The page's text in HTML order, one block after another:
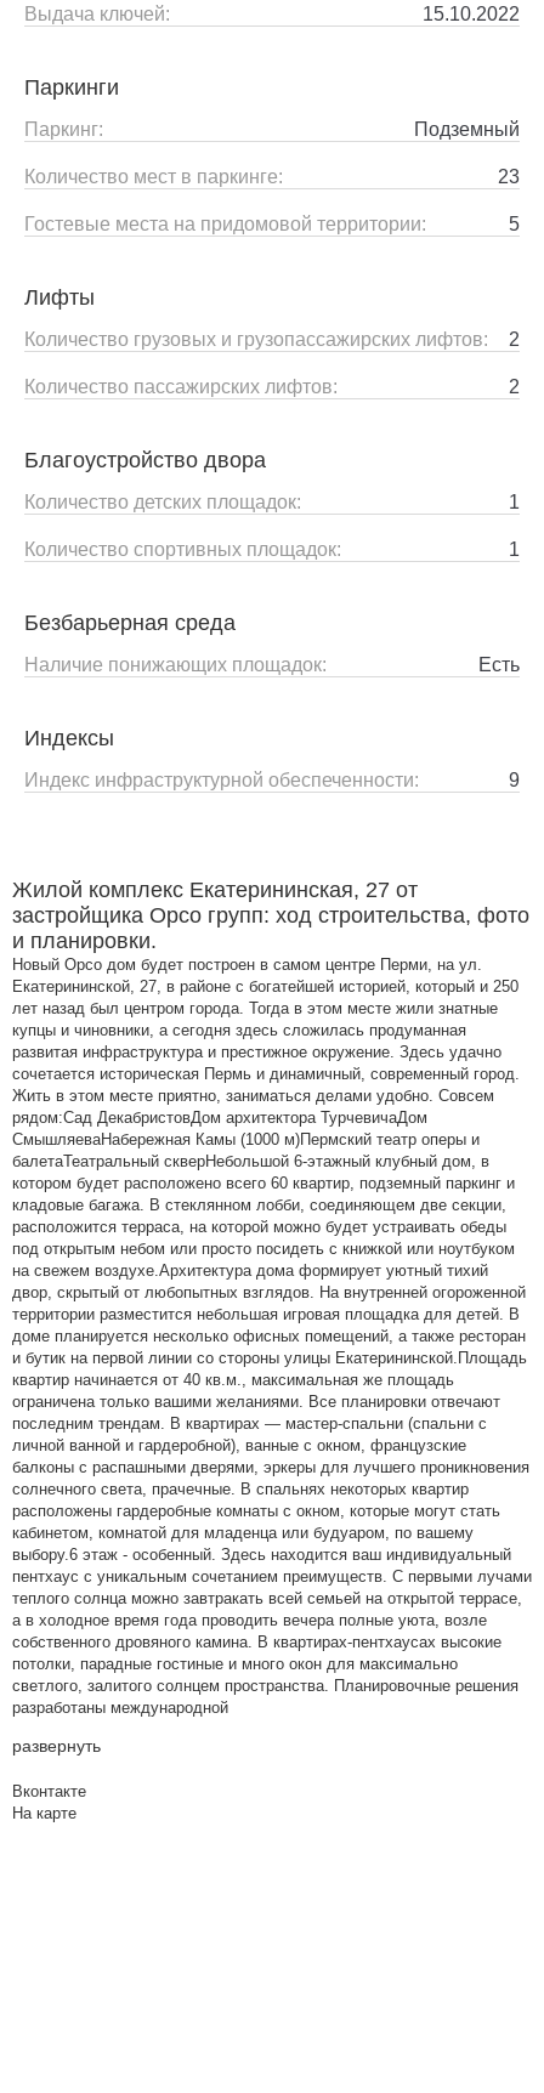
Выдача ключей: 15.10.2022
Паркинги
Паркинг: Подземный
Количество мест в паркинге: 23
Гостевые места на придомовой территории: 5
Лифты
Количество грузовых и грузопассажирских лифтов: 2
Количество пассажирских лифтов: 2
Благоустройство двора
Количество детских площадок: 1
Количество спортивных площадок: 1
Безбарьерная среда
Наличие понижающих площадок: Есть
Индексы
Индекс инфраструктурной обеспеченности: 9
Жилой комплекс Екатерининская, 27 от
застройщика Орсо групп: ход строительства, фото
и планировки.
Новый Орсо дом будет построен в самом центре Перми, на ул.
Екатерининской, 27, в районе с богатейшей историей, который и 250
лет назад был центром города. Тогда в этом месте жили знатные
купцы и чиновники, а сегодня здесь сложилась продуманная
развитая инфраструктура и престижное окружение. Здесь удачно
сочетается историческая Пермь и динамичный, современный город.
Жить в этом месте приятно, заниматься делами удобно. Совсем
рядом:Сад ДекабристовДом архитектора ТурчевичаДом
СмышляеваНабережная Камы (1000 м)Пермский театр оперы и
балетаТеатральный скверНебольшой 6-этажный клубный дом, в
котором будет расположено всего 60 квартир, подземный паркинг и
кладовые багажа. В стеклянном лобби, соединяющем две секции,
расположится терраса, на которой можно будет устраивать обеды
под открытым небом или просто посидеть с книжкой или ноутбуком
на свежем воздухе.Архитектура дома формирует уютный тихий
двор, скрытый от любопытных взглядов. На внутренней огороженной
территории разместится небольшая игровая площадка для детей. В
доме планируется несколько офисных помещений, а также ресторан
и бутик на первой линии со стороны улицы Екатерининской.Площадь
квартир начинается от 40 кв.м., максимальная же площадь
ограничена только вашими желаниями. Все планировки отвечают
последним трендам. В квартирах — мастер-спальни (спальни с
личной ванной и гардеробной), ванные с окном, французские
балконы с распашными дверями, эркеры для лучшего проникновения
солнечного света, прачечные. В спальнях некоторых квартир
расположены гардеробные комнаты с окном, которые могут стать
кабинетом, комнатой для младенца или будуаром, по вашему
выбору.6 этаж - особенный. Здесь находится ваш индивидуальный
пентхаус с уникальным сочетанием преимуществ. С первыми лучами
теплого солнца можно завтракать всей семьей на открытой террасе,
а в холодное время года проводить вечера полные уюта, возле
собственного дровяного камина. В квартирах-пентхаусах высокие
потолки, парадные гостиные и много окон для максимально
светлого, залитого солнцем пространства. Планировочные решения
разработаны международной
развернуть
Вконтакте
На карте